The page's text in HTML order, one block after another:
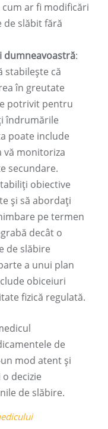
ar fi modificări
de slăbit fără
dumneavoastră:
stabilește că
în greutate
potrivit pentru
îndrumările
poate include
vă monitoriza
secundare.
obiective
și să abordați
pe termen
decât o
de slăbire
a unui plan
obiceiuri
fizică regulată.
de
mod atent și
decizie
de slăbire.